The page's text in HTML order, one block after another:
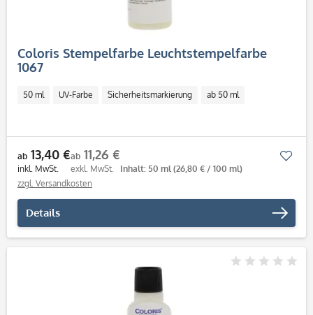
Coloris Stempelfarbe Leuchtstempelfarbe
1067
50 ml UV-Farbe Sicherheitsmarkierung ab 50 ml
ab 13,40 €
inkl. MwSt.
ab 11,26 €
exkl. MwSt. Inhalt: 50 ml (26,80 € / 100 ml)
zzgl. Versandkosten
Details